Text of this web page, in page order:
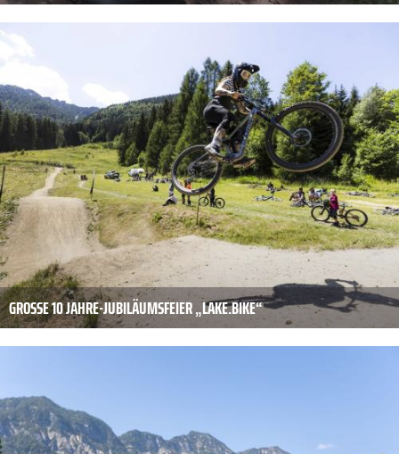
GROSSE 10 JAHRE-JUBILÄUMSFEIER „LAKE.BIKE“